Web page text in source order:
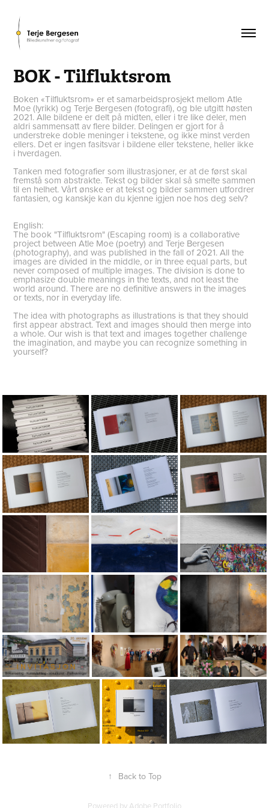
BOK - Tilfluktsrom
Boken «Tilfluktsrom» er et samarbeidsprosjekt mellom Atle
Moe (lyrikk) og Terje Bergesen (fotografi), og ble utgitt høsten
2021. Alle bildene er delt på midten, eller i tre like deler, men
aldri sammensatt av flere bilder. Delingen er gjort for å
understreke doble meninger i tekstene, og ikke minst verden
ellers. Det er ingen fasitsvar i bildene eller tekstene, heller ikke
i hverdagen.
Tanken med fotografier som illustrasjoner, er at de først skal
fremstå som abstrakte. Tekst og bilder skal så smelte sammen
til en helhet. Vårt ønske er at tekst og bilder sammen utfordrer
fantasien, og kanskje kan du kjenne igjen noe hos deg selv?
English:
The book "Tilfluktsrom" (Escaping room) is a collaborative
project between Atle Moe (poetry) and Terje Bergesen
(photography), and was published in the fall of 2021. All the
images are divided in the middle, or in three equal parts, but
never composed of multiple images. The division is done to
emphasize double meanings in the texts, and not least the
world around. There are no definitive answers in the images
or texts, nor in everyday life.
The idea with photographs as illustrations is that they should
first appear abstract. Text and images should then merge into
a whole. Our wish is that text and images together challenge
the imagination, and maybe you can recognize something in
↑ Back to Top